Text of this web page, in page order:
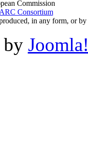
Commission
Consortium
in any form, or
by